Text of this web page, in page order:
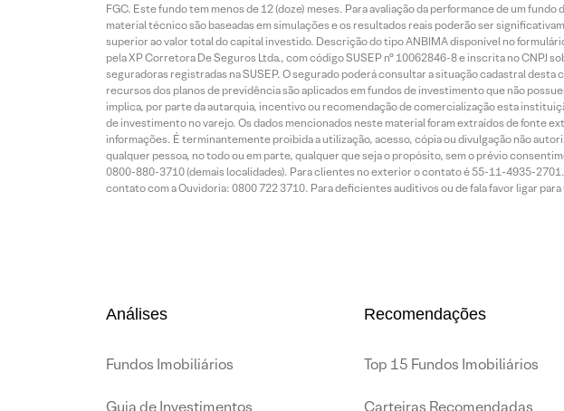
FGC. Este fundo tem menos de 12 (doze) meses. Para avaliação da performance de um
material técnico são baseadas em simulações e os resultados reais poderão ser
superior ao valor total do capital investido. Descrição do tipo ANBIMA disponível no
pela XP Corretora De Seguros Ltda., com código SUSEP n° 10062846-8 e inscrita no CNPJ
seguradoras registradas na SUSEP. O segurado poderá consultar a situação cadastral
recursos dos planos de previdência são aplicados em fundos de investimento que não
implica, por parte da autarquia, incentivo ou recomendação de comercialização esta
de investimento no varejo. Os dados mencionados neste material foram extraídos de fonte
informações. É terminantemente proibida a utilização, acesso, cópia ou divulgação não
qualquer pessoa, no todo ou em parte, qualquer que seja o propósito, sem o prévio
0800-880-3710 (demais localidades). Para clientes no exterior o contato é 55-11-4935-
contato com a Ouvidoria: 0800 722 3710. Para deficientes auditivos ou de fala favor ligar para
Análises
Fundos Imobiliários
Guia de Investimentos
Recomendações
Top 15 Fundos Imobiliários
Carteiras Recomendadas